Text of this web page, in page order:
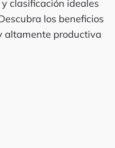
clasificación ideales
los beneficios
altamente productiva